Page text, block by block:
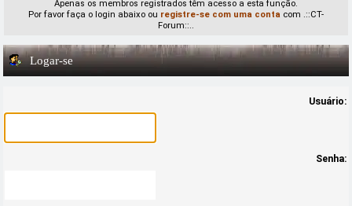
Apenas os membros registrados têm acesso a esta função.
Por favor faça o login abaixo ou registre-se com uma conta com .::CT-
Forum::..
Logar-se
Usuário:
Senha: